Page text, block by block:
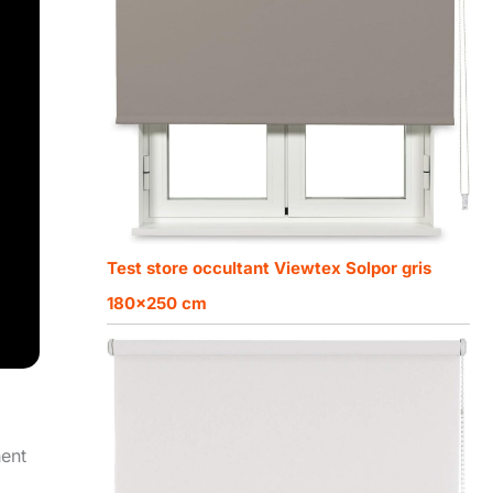
Test store occultant Viewtex Solpor gris
180×250 cm